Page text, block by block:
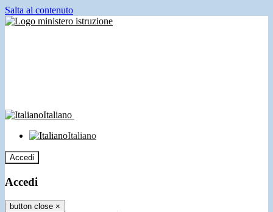
Salta al contenuto
Italiano
Italiano
Accedi
Accedi
button close ×